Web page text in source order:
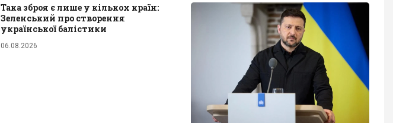
Така зброя є лише у кількох країн:
Зеленський про створення
української балістики
06.08.2026